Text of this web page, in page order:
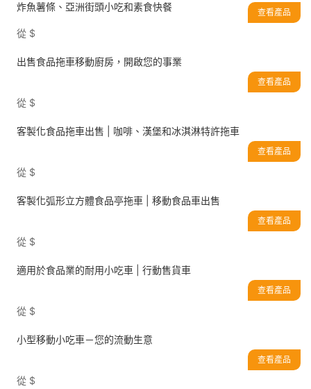
炸魚薯條、亞洲街頭小吃和素食快餐
從 $
查看產品
出售食品拖車移動廚房，開啟您的事業
從 $
查看產品
客製化食品拖車出售 | 咖啡、漢堡和冰淇淋特許拖車
從 $
查看產品
客製化弧形立方體食品亭拖車 | 移動食品車出售
從 $
查看產品
適用於食品業的耐用小吃車 | 行動售貨車
從 $
查看產品
小型移動小吃車－您的流動生意
從 $
查看產品